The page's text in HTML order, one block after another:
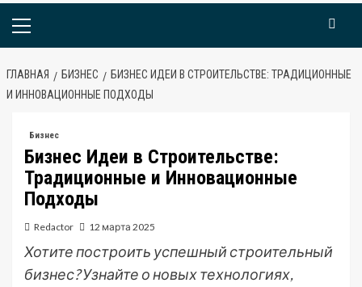
Основное
ГЛАВНАЯ БИЗНЕС
БИЗНЕС ИДЕИ В СТРОИТЕЛЬСТВЕ: ТРАДИЦИОННЫЕ
И ИННОВАЦИОННЫЕ ПОДХОДЫ
Бизнес
Бизнес Идеи в Строительстве:
Традиционные и Инновационные
Подходы
Redactor 12 марта 2025
Хотите построить успешный строительный
бизнес? Узнайте о новых технологиях,